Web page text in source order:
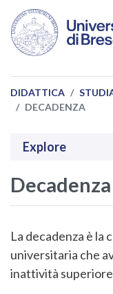
Salta al contenuto
DIDATTICA
DECADENZA
Explore
La decadenza è la
universitaria che
inattività